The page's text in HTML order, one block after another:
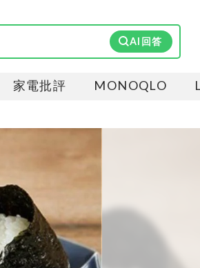
AI回答
家電批評 MONOQLO